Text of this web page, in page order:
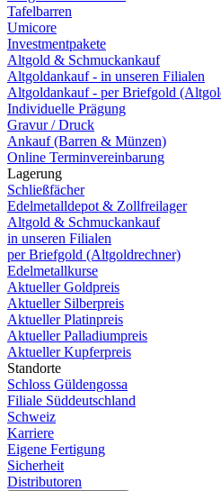
Tafelbarren
Umicore
Investmentpakete
Altgold & Schmuckankauf
Altgoldankauf - in unseren Filialen
Altgoldankauf - per Briefgold
Individuelle Prägung
Gravur / Druck
Ankauf (Barren & Münzen)
Online Terminvereinbarung
Lagerung
Schließfächer
Edelmetalldepot & Zollfreilager
Altgold & Schmuckankauf
in unseren Filialen
per Briefgold (Altgoldrechner)
Edelmetallkurse
Aktueller Goldpreis
Aktueller Silberpreis
Aktueller Platinpreis
Aktueller Palladiumpreis
Aktueller Kupferpreis
Standorte
Schloss Güldengossa
Filiale Süddeutschland
Schweiz
Karriere
Eigene Fertigung
Sicherheit
Distributoren